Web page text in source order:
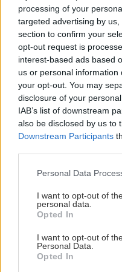
processing of your
targeted advertising by
section to confirm your
opt-out request is
interest-based ads based
us or personal
your opt-out. You may
disclosure of your
IAB’s list of downstream
also be disclosed by us to
Downstream Participants
Please note that this
not limited to your visit or
grant or deny consent to
use your data for below
consent section.
Personal Data
I want to opt-out of
personal data.
Opted In
I want to opt-out of
Personal Data.
Opted In
μαζικότερη, η φτώχια,
Όλα αυτά φαίνονται
που δεν μπορεί να
φυγόκεντρες
Αν όμως κανείς
το παιδικό παιχνίδι
όπου το ψαλίδι
ψαλίδι και το χαρτί
καταλάβει ότι το
εμπλέκονται, είναι η
του θύματος και μια
να πει ότι σε μια
ψαλίδι και κόβεις τα